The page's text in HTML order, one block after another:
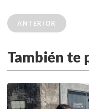
ANTERIOR
También te